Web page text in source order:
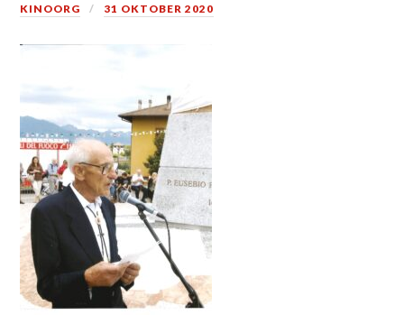
KINOORG 31 OKTOBER 2020